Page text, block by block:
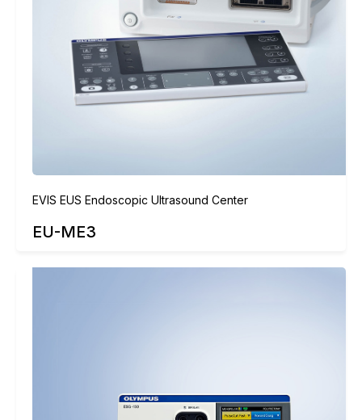
EVIS EUS Endoscopic Ultrasound Center
EU-ME3